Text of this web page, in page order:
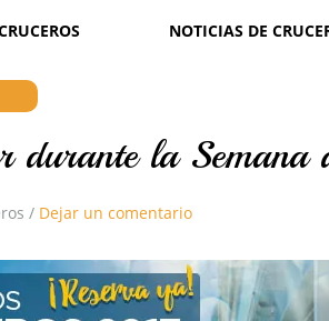
NOTICIAS DE
durante la Semana
/ Dejar un comentario